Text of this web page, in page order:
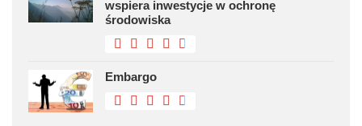
wspiera inwestycje w ochronę
środowiska
Embargo